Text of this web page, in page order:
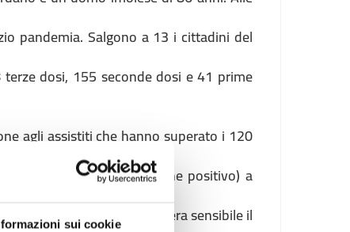
sui cookie
pandemia. Salgono a 13 i cittadini del
dosi, 155 seconde dosi e 41 prime
agli assistiti che hanno superato i 120
farmacia (primo tampone positivo) a
dall’isolamento.
per aumentare in maniera sensibile il